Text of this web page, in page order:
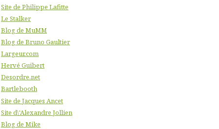
Site de Philippe Lafitte
Le Stalker
Blog de MuMM
Blog de Bruno Gaultier
Largeur.com
Hervé Guibert
Desordre.net
Bartlebooth
Site de Jacques Ancet
Site d\'Alexandre Jollien
Blog de Mike